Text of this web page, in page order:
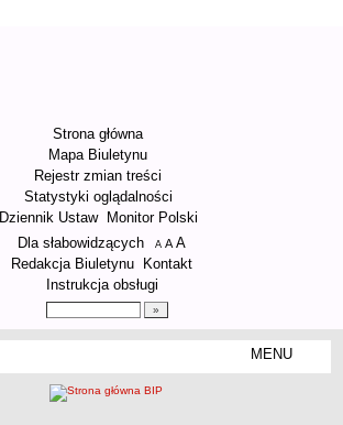
Strona główna
Mapa Biuletynu
Rejestr zmian treści
Statystyki oglądalności
Dziennik Ustaw
Monitor Polski
Menu dodatkowe
Dla słabowidzących A pomniejsz czcionkę
A standardowy rozmiar czcionki
A
Redakcja Biuletynu
Kontakt
Instrukcja obsługi
MENU